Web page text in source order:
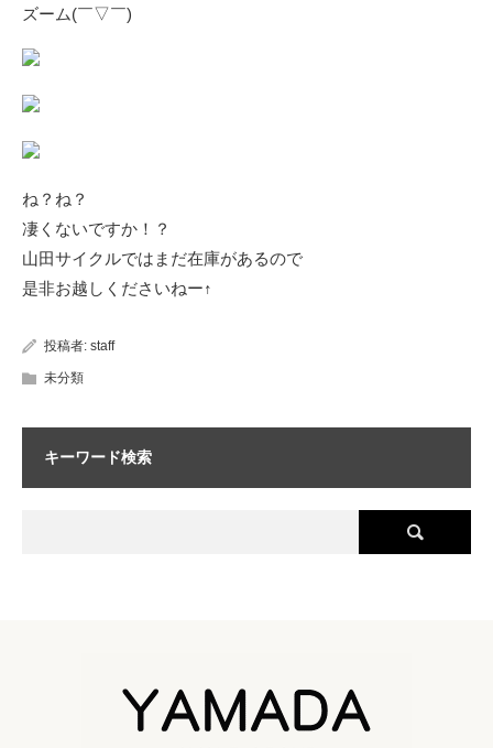
ズーム(￣▽￣)
ね？ね？
凄くないですか！？
山田サイクルではまだ在庫があるので
是非お越しくださいねー↑
投稿者: staff
未分類
キーワード検索